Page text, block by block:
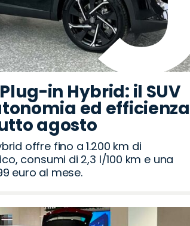
in Hybrid: il SUV
ed efficienza
agosto
offre fino a 1.200 km di
consumi di 2,3 l/100 km e una
euro al mese.